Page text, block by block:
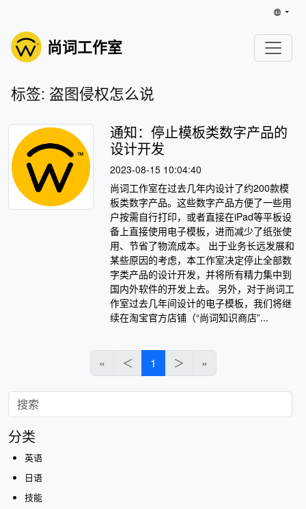
尚词工作室
标签: 盗图侵权怎么说
通知：停止模板类数字产品的
设计开发
2023-08-15 10:04:40
尚词工作室在过去几年内设计了约200款模
板类数字产品。这些数字产品方便了一些用
户按需自行打印，或者直接在iPad等平板设
备上直接使用电子模板，进而减少了纸张使
用、节省了物流成本。 出于业务长远发展和
某些原因的考虑，本工作室决定停止全部数
字类产品的设计开发，并将所有精力集中到
国内外软件的开发上去。 另外，对于尚词工
作室过去几年间设计的电子模板，我们将继
续在淘宝官方店铺（“尚词知识商店”...
« ＜ 1 ＞ »
分类
英语
日语
技能